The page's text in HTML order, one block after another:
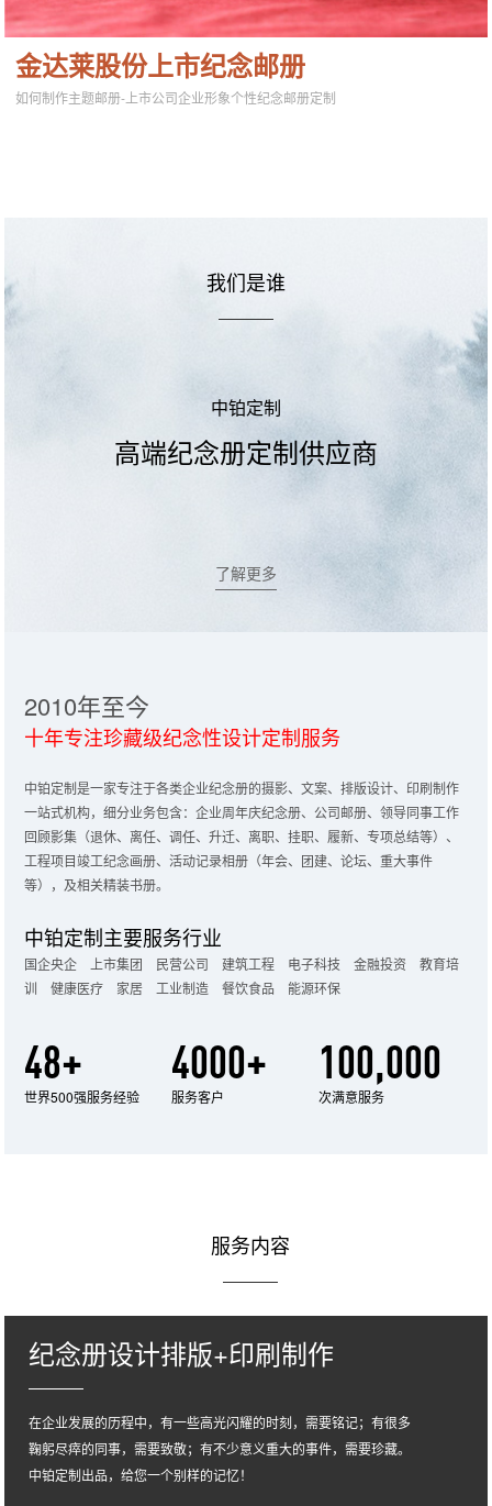
金达莱股份上市纪念邮册
如何制作主题邮册-上市公司企业形象个性纪念邮册定制
我们是谁
中铂定制
高端纪念册定制供应商
了解更多
2010年至今
十年专注珍藏级纪念性设计定制服务
中铂定制是一家专注于各类企业纪念册的摄影、文案、排版设计、印刷制作
一站式机构，细分业务包含：企业周年庆纪念册、公司邮册、领导同事工作
回顾影集（退休、离任、调任、升迁、离职、挂职、履新、专项总结等）、
工程项目竣工纪念画册、活动记录相册（年会、团建、论坛、重大事件
等），及相关精装书册。
中铂定制主要服务行业
国企央企 上市集团 民营公司 建筑工程 电子科技 金融投资 教育培
训 健康医疗 家居 工业制造 餐饮食品 能源环保
48+
世界500强服务经验
4000+
服务客户
100,000
次满意服务
服务内容
纪念册设计排版+印刷制作
在企业发展的历程中，有一些高光闪耀的时刻，需要铭记；有很多
鞠躬尽瘁的同事，需要致敬；有不少意义重大的事件，需要珍藏。
中铂定制出品，给您一个别样的记忆！